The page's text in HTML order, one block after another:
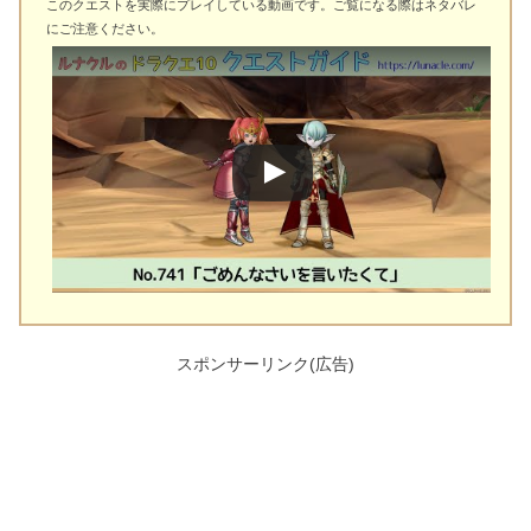
このクエストを実際にプレイしている動画です。ご覧になる際はネタバレ
にご注意ください。
スポンサーリンク(広告)